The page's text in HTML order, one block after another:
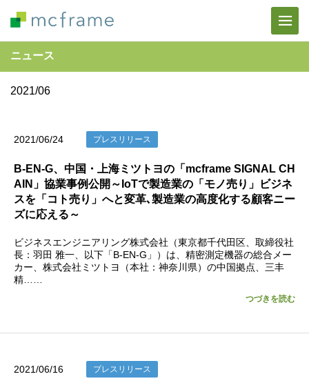
ニュース
2021/06
2021/06/24 プレスリリース
B-EN-G、中国・上海ミツトヨの「mcframe SIGNAL CH
AIN」協業事例公開～IoTで製造業の「モノ売り」ビジネ
スを「コト売り」へと変革､製造業の高度化する顧客ニー
ズに応える～
ビジネスエンジニアリング株式会社（東京都千代田区、取締役社
長：羽田 雅一、以下「B-EN-G」）は、精密測定機器の総合メー
カー、株式会社ミツトヨ（本社：神奈川県）の中国拠点、三丰
精……
つづきを読む
2021/06/16 プレスリリース